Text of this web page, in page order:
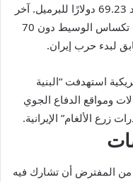
لشهر أغسطس بنسبة 3.74% لتنتهي عند 69.23 دولارًا للبرميل. آخر
مرة أغلقت فيها العقود الآجلة لخام غرب تكساس الوسيط دون 70
استهدفت “البنية
ومواقع الدفاع الجوي
الألغام” الإيرانية.
من المفترض أن تشارك فيه